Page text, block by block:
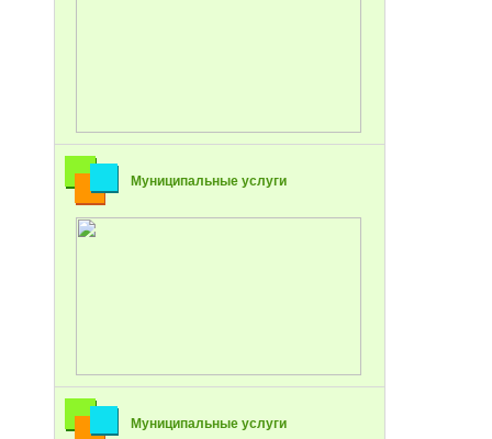
Муниципальные услуги
Муниципальные услуги